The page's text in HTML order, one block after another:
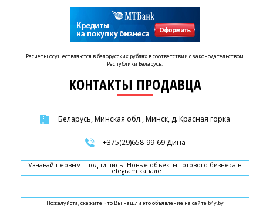
Расчеты осуществляются в белорусских рублях в соответствии с законодательством
Республики Беларусь.
КОНТАКТЫ ПРОДАВЦА
Беларусь, Минская обл., Минск, д. Красная горка
+375(29)658-99-69 Дина
Узнавай первым - подпишись! Новые объекты готового бизнеса в
Telegram канале
Пожалуйста, скажите что Вы нашли это объявление на сайте b4y.by